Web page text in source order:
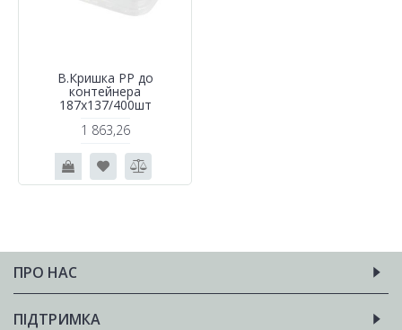
В.Кришка РР до
контейнера
187х137/400шт
1 863,26
ПРО НАС
ПІДТРИМКА